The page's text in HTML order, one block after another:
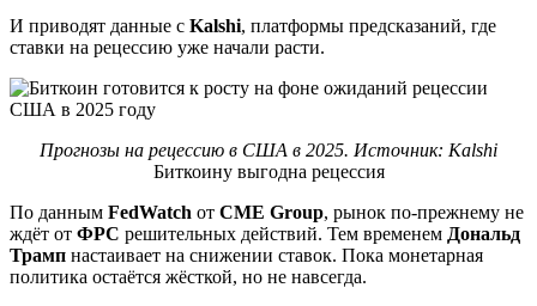
И приводят данные с Kalshi, платформы предсказаний, где
ставки на рецессию уже начали расти.
Прогнозы на рецессию в США в 2025. Источник: Kalshi
Биткоину выгодна рецессия
По данным FedWatch от CME Group, рынок по-прежнему не
ждёт от ФРС решительных действий. Тем временем Дональд
Трамп настаивает на снижении ставок. Пока монетарная
политика остаётся жёсткой, но не навсегда.